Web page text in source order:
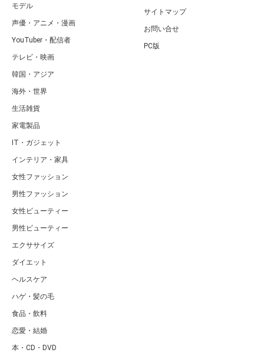
モデル
声優・アニメ・漫画
YouTuber・配信者
テレビ・映画
韓国・アジア
海外・世界
生活雑貨
家電製品
IT・ガジェット
インテリア・家具
女性ファッション
男性ファッション
女性ビューティー
男性ビューティー
エクササイズ
ダイエット
ヘルスケア
ハゲ・髪の毛
食品・飲料
恋愛・結婚
本・CD・DVD
サイトマップ
お問い合せ
PC版